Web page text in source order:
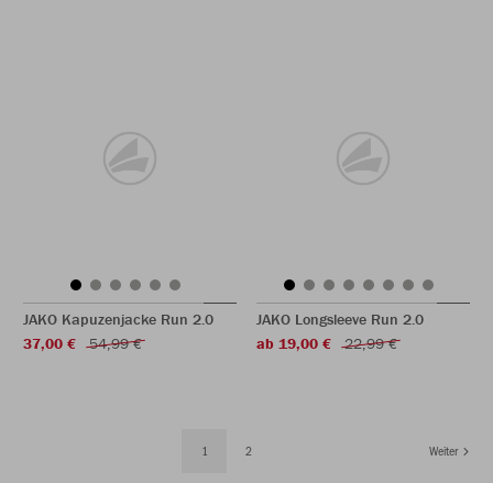
JAKO Kapuzenjacke Run 2.0
37,00 €
54,99 €
JAKO Longsleeve Run 2.0
ab 19,00 €
22,99 €
1 2 Weiter